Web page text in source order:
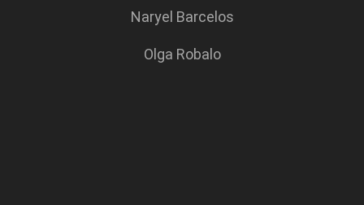
Naryel Barcelos
Olga Robalo